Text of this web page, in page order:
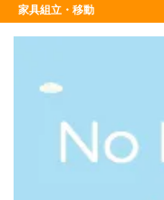
家具組立・移動